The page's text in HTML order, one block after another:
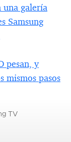
una galería
Samsung
pesan, y
mismos pasos
TV